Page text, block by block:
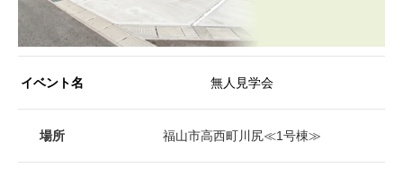
イベント名 無人見学会
場所 福山市高西町川尻≪1号棟≫